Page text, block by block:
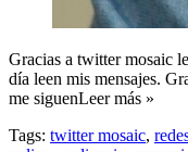
Gracias a twitter mosaic
día leen mis mensajes.
me siguenLeer más »
Tags: twitter mosaic,